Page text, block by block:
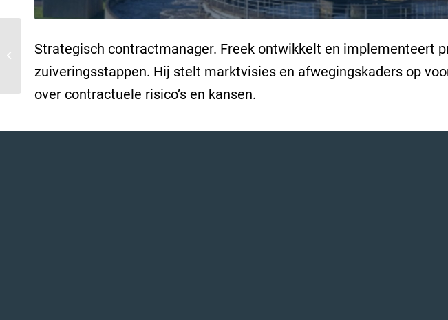
Strategisch contractmanager. Freek ontwikkelt en implementeert
zuiveringsstappen. Hij stelt marktvisies en afwegingskaders op
over contractuele risico’s en kansen.
Schiphol